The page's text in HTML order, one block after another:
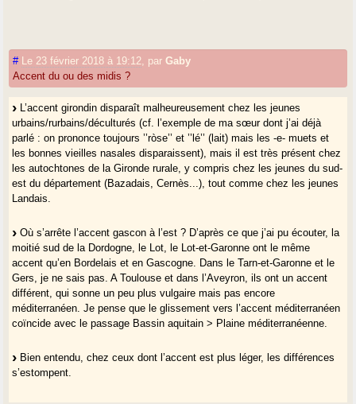
#
Le 23 février 2018 à 19:12 parGaby
Accent du ou des midis ?
L’accent girondin disparaît malheureusement chez les jeunes
urbains/rurbains/déculturés (cf. l’exemple de ma sœur dont j’ai déjà
parlé : on prononce toujours ’’ròse’’ et ’’lé’’ (lait) mais les -e- muets et
les bonnes vieilles nasales disparaissent), mais il est très présent chez
les autochtones de la Gironde rurale, y compris chez les jeunes du sud-
est du département (Bazadais, Cernès...), tout comme chez les jeunes
Landais.
Où s’arrête l’accent gascon à l’est ? D’après ce que j’ai pu écouter, la
moitié sud de la Dordogne, le Lot, le Lot-et-Garonne ont le même
accent qu’en Bordelais et en Gascogne. Dans le Tarn-et-Garonne et le
Gers, je ne sais pas. A Toulouse et dans l’Aveyron, ils ont un accent
différent, qui sonne un peu plus vulgaire mais pas encore
méditerranéen. Je pense que le glissement vers l’accent méditerranéen
coïncide avec le passage Bassin aquitain > Plaine méditerranéenne.
Bien entendu, chez ceux dont l’accent est plus léger, les différences
s’estompent.